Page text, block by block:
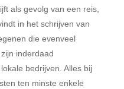
als gevolg van een reis,
in het schrijven van
die evenveel
inderdaad
bedrijven. Alles bij
ten minste enkele